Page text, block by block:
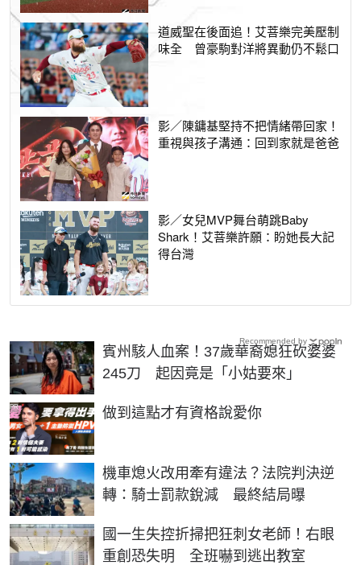
道威聖在後面追！艾菩樂完美壓制
味全 曾豪駒對洋將異動仍不鬆口
影／陳鏞基堅持不把情緒帶回家！
重視與孩子溝通：回到家就是爸爸
影／女兒MVP舞台萌跳Baby
Shark！艾菩樂許願：盼她長大記
得台灣
賓州駭人血案！37歲華裔媳狂砍婆婆
245刀 起因竟是「小姑要來」
做到這點才有資格說愛你
PR
機車熄火改用牽有違法？法院判決逆
轉：騎士罰款銳減 最終結局曝
國一生失控折掃把狂刺女老師！右眼
重創恐失明 全班嚇到逃出教室
Recommended by